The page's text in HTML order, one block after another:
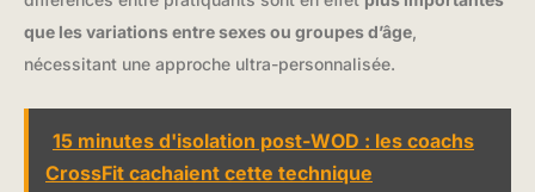
que les variations entre sexes ou groupes d’âge
nécessitant une approche ultra-personnalisée.
15 minutes d'isolation post-WOD : les coachs
CrossFit cachaient cette technique